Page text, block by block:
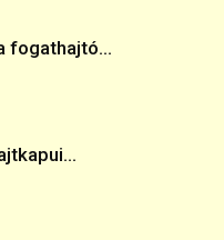
fogathajtó...